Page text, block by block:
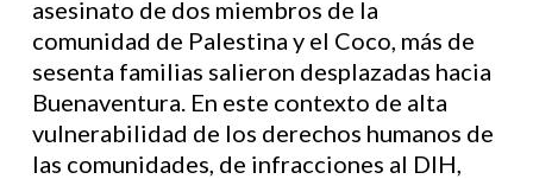
asesinato de dos miembros de la
comunidad de Palestina y el Coco, más de
sesenta familias salieron desplazadas hacia
Buenaventura. En este contexto de alta
vulnerabilidad de los derechos humanos de
las comunidades, de infracciones al DIH,